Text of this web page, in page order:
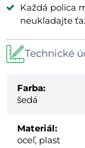
Každá polica
neukladajte
Technické
Farba:
šedá
Materiál:
oceľ, plast